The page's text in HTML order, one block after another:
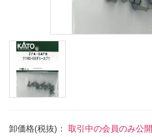
卸価格(税抜)： 取引中の会員のみ公開